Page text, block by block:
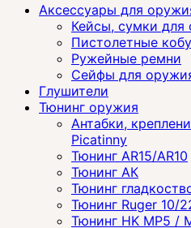
Аксессуары для
Кейсы, сумки для
Пистолетные
Ружейные ремни
Сейфы для
Глушители
Тюнинг оружия
Антабки,
Picatinny
Тюнинг AR15/AR10
Тюнинг АК
Тюнинг
Тюнинг Ruger 10/
Тюнинг HK MP5 /